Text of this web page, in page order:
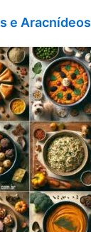
e Aracnídeos